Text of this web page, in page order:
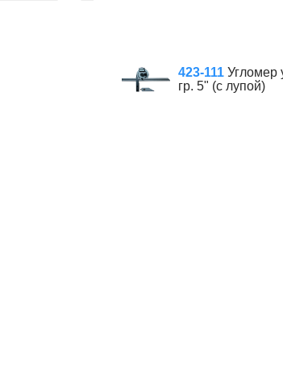
423-111 Угломер
гр. 5" (с лупой)